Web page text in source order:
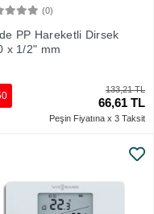
(0)
PP Hareketli Dirsek
x 1/2" mm
133,21 TL
66,61 TL
Peşin Fiyatına x 3 Taksit